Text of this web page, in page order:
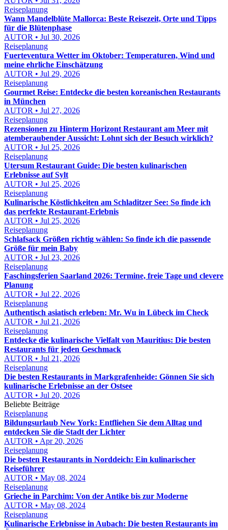
Reiseplanung
Wann Mandelblüte Mallorca: Beste Reisezeit, Orte und Tipps
für die Blütenphase
AUTOR • Jul 30, 2026
Reiseplanung
Fuerteventura Wetter im Oktober: Temperaturen, Wind und
meine ehrliche Einschätzung
AUTOR • Jul 29, 2026
Reiseplanung
Gourmet Reise: Entdecke die besten koreanischen Restaurants
in München
AUTOR • Jul 27, 2026
Reiseplanung
Rezensionen zu Hinterm Horizont Restaurant am Meer mit
atemberaubender Aussicht: Lohnt sich der Besuch wirklich?
AUTOR • Jul 25, 2026
Reiseplanung
Utersum Restaurant Guide: Die besten kulinarischen
Erlebnisse auf Sylt
AUTOR • Jul 25, 2026
Reiseplanung
Kulinarische Köstlichkeiten am Schladitzer See: So finde ich
das perfekte Restaurant-Erlebnis
AUTOR • Jul 25, 2026
Reiseplanung
Schlafsack Größen richtig wählen: So finde ich die passende
Größe für mein Baby
AUTOR • Jul 23, 2026
Reiseplanung
Faschingsferien Saarland 2026: Termine, freie Tage und clevere
Planung
AUTOR • Jul 22, 2026
Reiseplanung
Authentisch asiatisch erleben: Mr. Wu in Lübeck im Check
AUTOR • Jul 21, 2026
Reiseplanung
Entdecke die kulinarische Vielfalt von Mauritius: Die besten
Restaurants für jeden Geschmack
AUTOR • Jul 21, 2026
Reiseplanung
Die besten Restaurants in Markgrafenheide: Gönnen Sie sich
kulinarische Erlebnisse an der Ostsee
AUTOR • Jul 20, 2026
Beliebte Beiträge
Reiseplanung
Bildungsurlaub New York: Entfliehen Sie dem Alltag und
entdecken Sie die Stadt der Lichter
AUTOR • Apr 20, 2026
Reiseplanung
Die besten Restaurants in Norddeich: Ein kulinarischer
Reiseführer
AUTOR • May 08, 2024
Reiseplanung
Grieche in Parchim: Von der Antike bis zur Moderne
AUTOR • May 08, 2024
Reiseplanung
Kulinarische Erlebnisse in Aubach: Die besten Restaurants im